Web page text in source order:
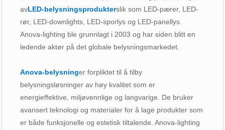
avLED-belysningsprodukterslik som LED-pærer, LED-
rør, LED-downlights, LED-sporlys og LED-panellys.
Anova-lighting ble grunnlagt i 2003 og har siden blitt en
ledende aktør på det globale belysningsmarkedet.
Anova-belysninger forpliktet til å tilby
belysningsløsninger av høy kvalitet som er
energieffektive, miljøvennlige og langvarige. De bruker
avansert teknologi og materialer for å lage produkter som
er både funksjonelle og estetisk tiltalende. Anova-lighting